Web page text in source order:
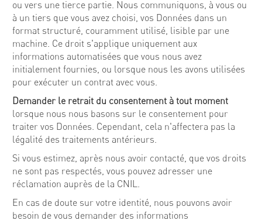
ou vers une tierce partie. Nous communiquons, à vous ou
à un tiers que vous avez choisi, vos Données dans un
format structuré, couramment utilisé, lisible par une
machine. Ce droit s'applique uniquement aux
informations automatisées que vous nous avez
initialement fournies, ou lorsque nous les avons utilisées
pour exécuter un contrat avec vous.
Demander le retrait du consentement à tout moment
lorsque nous nous basons sur le consentement pour
traiter vos Données. Cependant, cela n'affectera pas la
légalité des traitements antérieurs.
Si vous estimez, après nous avoir contacté, que vos droits
ne sont pas respectés, vous pouvez adresser une
réclamation auprès de la CNIL.
En cas de doute sur votre identité, nous pouvons avoir
besoin de vous demander des informations